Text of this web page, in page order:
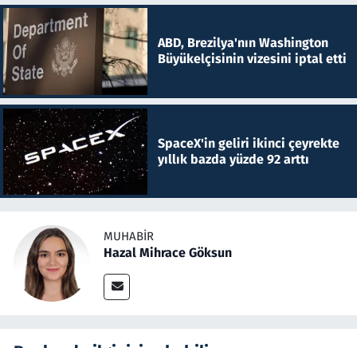
ABD, Brezilya'nın Washington
Büyükelçisinin vizesini iptal etti
SpaceX'in geliri ikinci çeyrekte
yıllık bazda yüzde 92 arttı
MUHABIR
Hazal Mihrace Göksun